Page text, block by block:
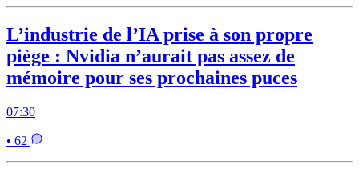
L’industrie de l’IA prise à son propre
piège : Nvidia n’aurait pas assez de
mémoire pour ses prochaines puces
07:30
• 62